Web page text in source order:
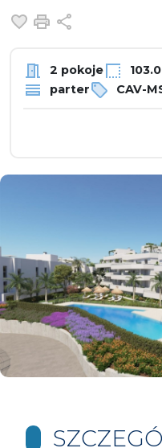
Dodaj do
Drukuj
2 pokoje
parter CAV-